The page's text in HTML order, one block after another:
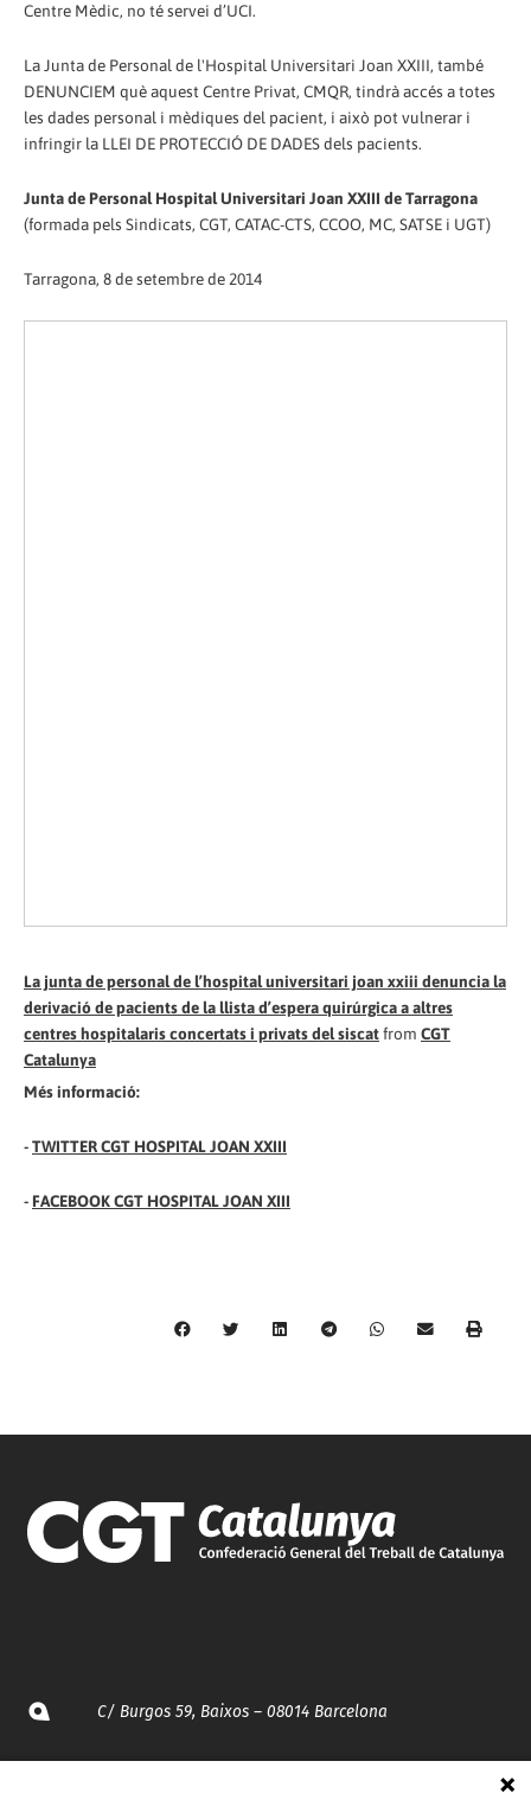
Centre Mèdic, no té servei d’UCI.
La Junta de Personal de l'Hospital Universitari Joan XXIII, també
DENUNCIEM què aquest Centre Privat, CMQR, tindrà accés a totes
les dades personal i mèdiques del pacient, i això pot vulnerar i
infringir la LLEI DE PROTECCIÓ DE DADES dels pacients.
Junta de Personal Hospital Universitari Joan XXIII de Tarragona
(formada pels Sindicats, CGT, CATAC-CTS, CCOO, MC, SATSE i UGT)
Tarragona, 8 de setembre de 2014
La junta de personal de l’hospital universitari joan xxiii denuncia la
derivació de pacients de la llista d’espera quirúrgica a altres
centres hospitalaris concertats i privats del siscatfrom CGT
Catalunya
Més informació:
-TWITTER CGT HOSPITAL JOAN XXIII
- FACEBOOK CGT HOSPITAL JOAN XIII
C/ Burgos 59, Baixos – 08014 Barcelona